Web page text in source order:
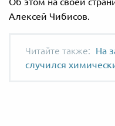
Алексей Чибисов.
На
случился